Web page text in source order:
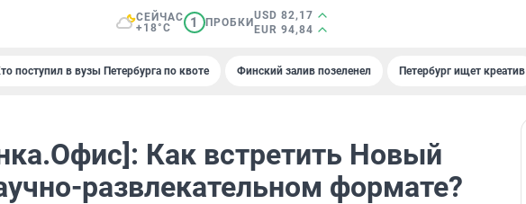
СЕЙЧАС
+18°C
1 ПРОБКИ
USD 82,17
EUR 94,84
поступил в вузы Петербурга по квоте Финский залив позеленел Петербург ищет креатив
Как встретить Новый
развлекательном формате?